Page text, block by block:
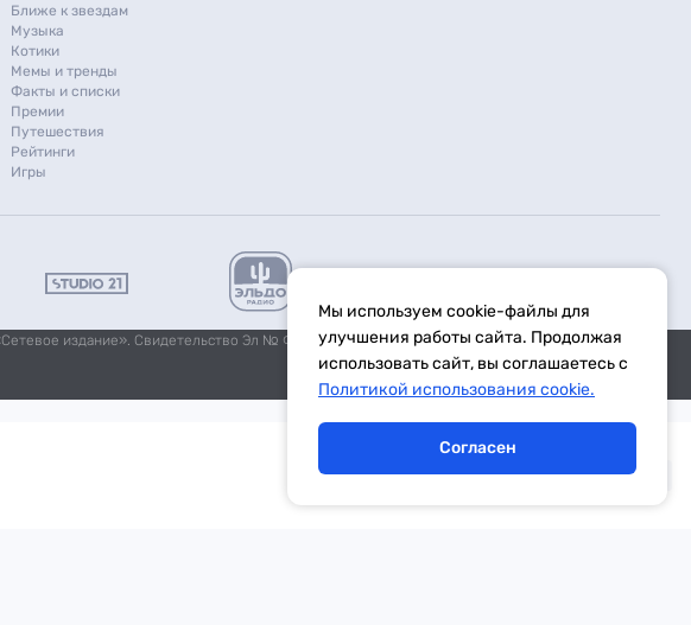
Ближе к звездам
Музыка
Котики
Мемы и тренды
Факты и списки
Премии
Путешествия
Рейтинги
Игры
издание». Свидетельство Эл № ФС77-59972 от 21.11.2014 выдано Федеральной
Мы используем cookie-файлы для
улучшения работы сайта. Продолжая
использовать сайт, вы соглашаетесь с
Политикой использования cookie.
Согласен